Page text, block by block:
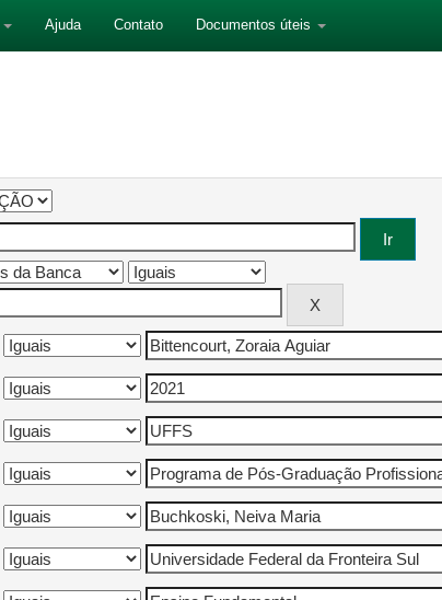
Ajuda Contato Documentos úteis